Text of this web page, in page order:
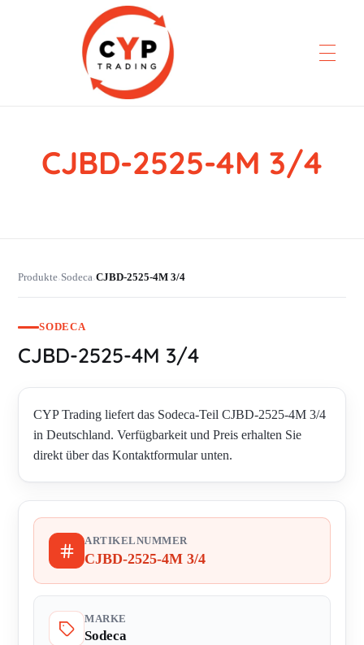
CYP Trading
Professionelle Ersatzteilbeschaffung
CJBD-2525-4M 3/4
Produkte›Sodeca›CJBD-2525-4M 3/4
SODECA
CJBD-2525-4M 3/4
CYP Trading liefert das Sodeca-Teil CJBD-2525-4M 3/4
in Deutschland. Verfügbarkeit und Preis erhalten Sie
direkt über das Kontaktformular unten.
ARTIKELNUMMER
CJBD-2525-4M 3/4
MARKE
Sodeca